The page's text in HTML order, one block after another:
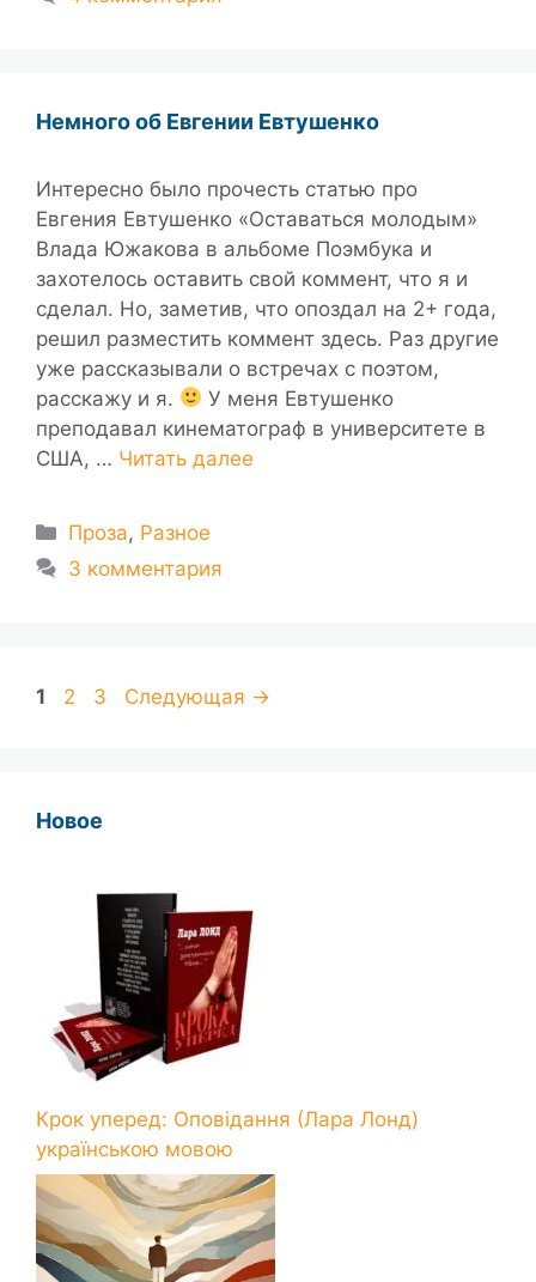
Немного об Евгении Евтушенко
Интересно было прочесть статью про
Евгения Евтушенко «Оставаться молодым»
Влада Южакова в альбоме Поэмбука и
захотелось оставить свой коммент, что я и
сделал. Но, заметив, что опоздал на 2+ года,
решил разместить коммент здесь. Раз другие
уже рассказывали о встречах с поэтом,
расскажу и я.
У меня Евтушенко
преподавал кинематограф в университете в
США, … Читать далее
Рубрики
Проза, Разное
3 комментария
Страница
1 Страница
2 Страница
3 Следующая →
Новое
Крок уперед: Оповідання (Лара Лонд)
українською мовою